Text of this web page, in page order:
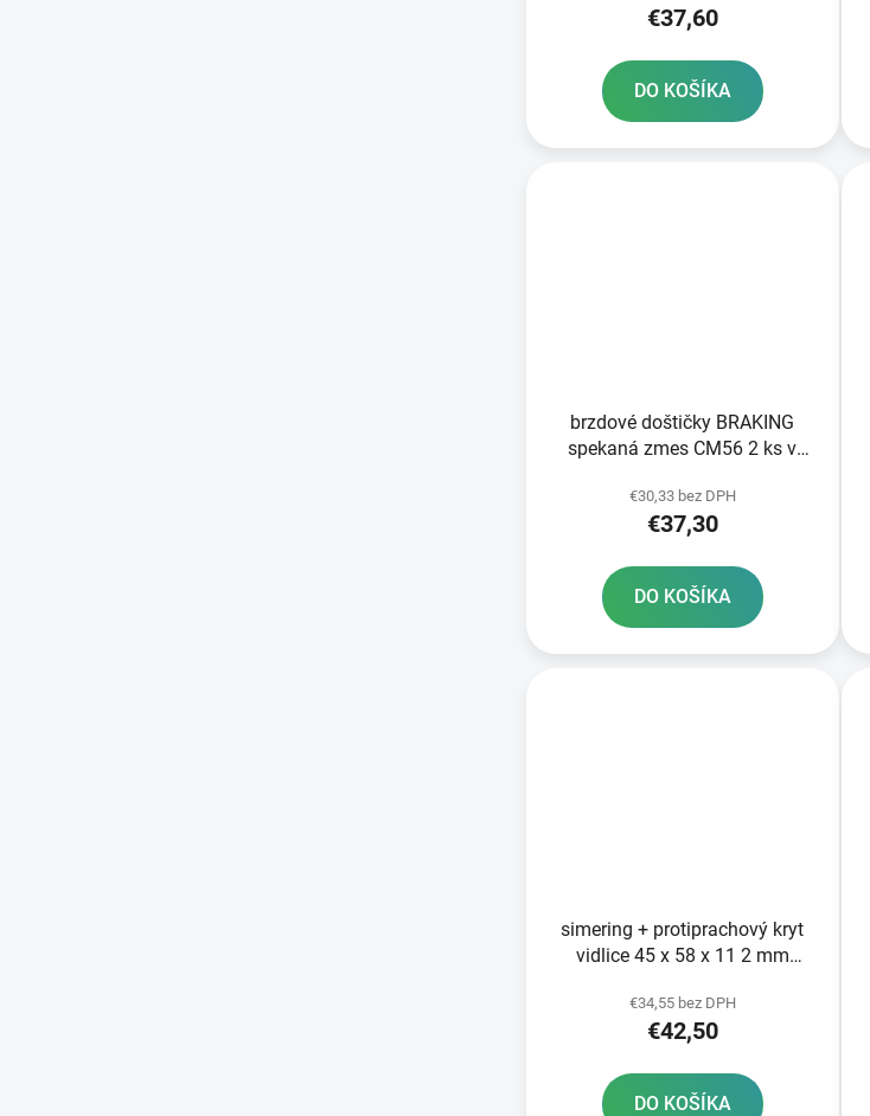
€37,60
DO KOŠÍKA
brzdové doštičky BRAKING
spekaná zmes CM56 2 ks v
€30,33 bez DPH
€37,30
DO KOŠÍKA
simering + protiprachový kryt
vidlice 45 x 58 x 11 2 mm
červená
€34,55 bez DPH
€42,50
DO KOŠÍKA